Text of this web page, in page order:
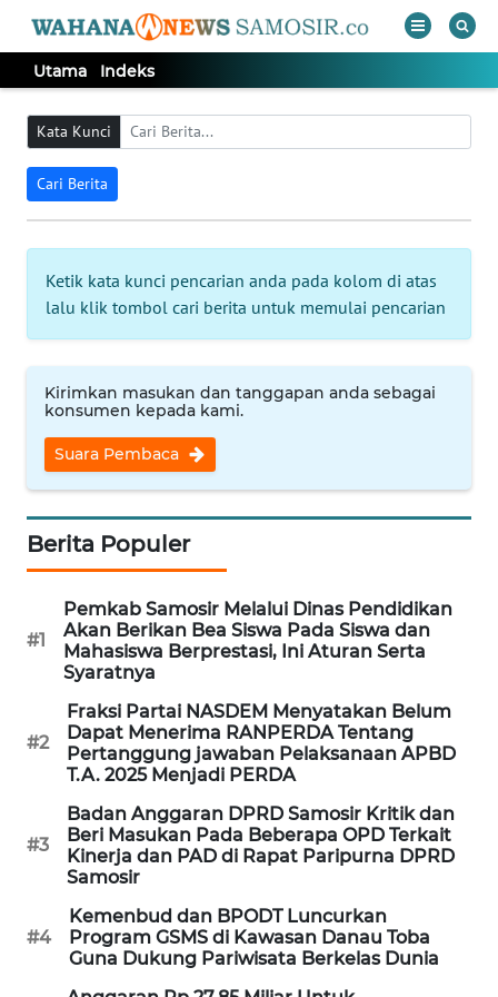
Utama Indeks
Kata Kunci
Cari Berita
Ketik kata kunci pencarian anda pada kolom di atas
lalu klik tombol cari berita untuk memulai pencarian
Kirimkan masukan dan tanggapan anda sebagai
konsumen kepada kami.
Suara Pembaca
Berita Populer
#1
Pemkab Samosir Melalui Dinas Pendidikan
Akan Berikan Bea Siswa Pada Siswa dan
Mahasiswa Berprestasi, Ini Aturan Serta
Syaratnya
#2
Fraksi Partai NASDEM Menyatakan Belum
Dapat Menerima RANPERDA Tentang
Pertanggung jawaban Pelaksanaan APBD
T.A. 2025 Menjadi PERDA
#3
Badan Anggaran DPRD Samosir Kritik dan
Beri Masukan Pada Beberapa OPD Terkait
Kinerja dan PAD di Rapat Paripurna DPRD
Samosir
#4
Kemenbud dan BPODT Luncurkan
Program GSMS di Kawasan Danau Toba
Guna Dukung Pariwisata Berkelas Dunia
TV
Tutup
UTAMA
Informasi
INDEKS
KONTAK
KAMI
INFO
IKLAN
TENTANG
KAMI
PEDOMAN
MEDIA
SIBER
REDAKSI
DISCLAIMER
News